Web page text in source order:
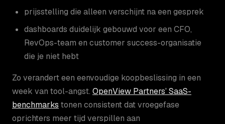
prijsstelling die alleen verschijnt na een gesprek
dashboards duidelijk gebouwd voor een CFO,
RevOps-team en customer success-organisatie
die je niet hebt
Zo verandert een eenvoudige koopbeslissing in een
week van tool-angst. OpenView Partners’ SaaS-
benchmarks tonen consistent dat vroegefase
oprichters meer tijd verspillen aan